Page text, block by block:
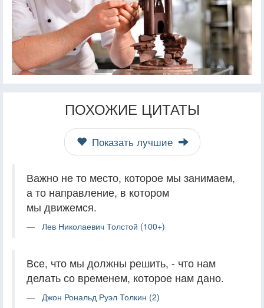
ПОХОЖИЕ ЦИТАТЫ
Показать лучшие
Важно не то место, которое мы занимаем,
а то направление, в котором
мы движемся.
Лев Николаевич Толстой (100+)
Все, что мы должны решить, - что нам
делать со временем, которое нам дано.
Джон Рональд Руэл Толкин (2)